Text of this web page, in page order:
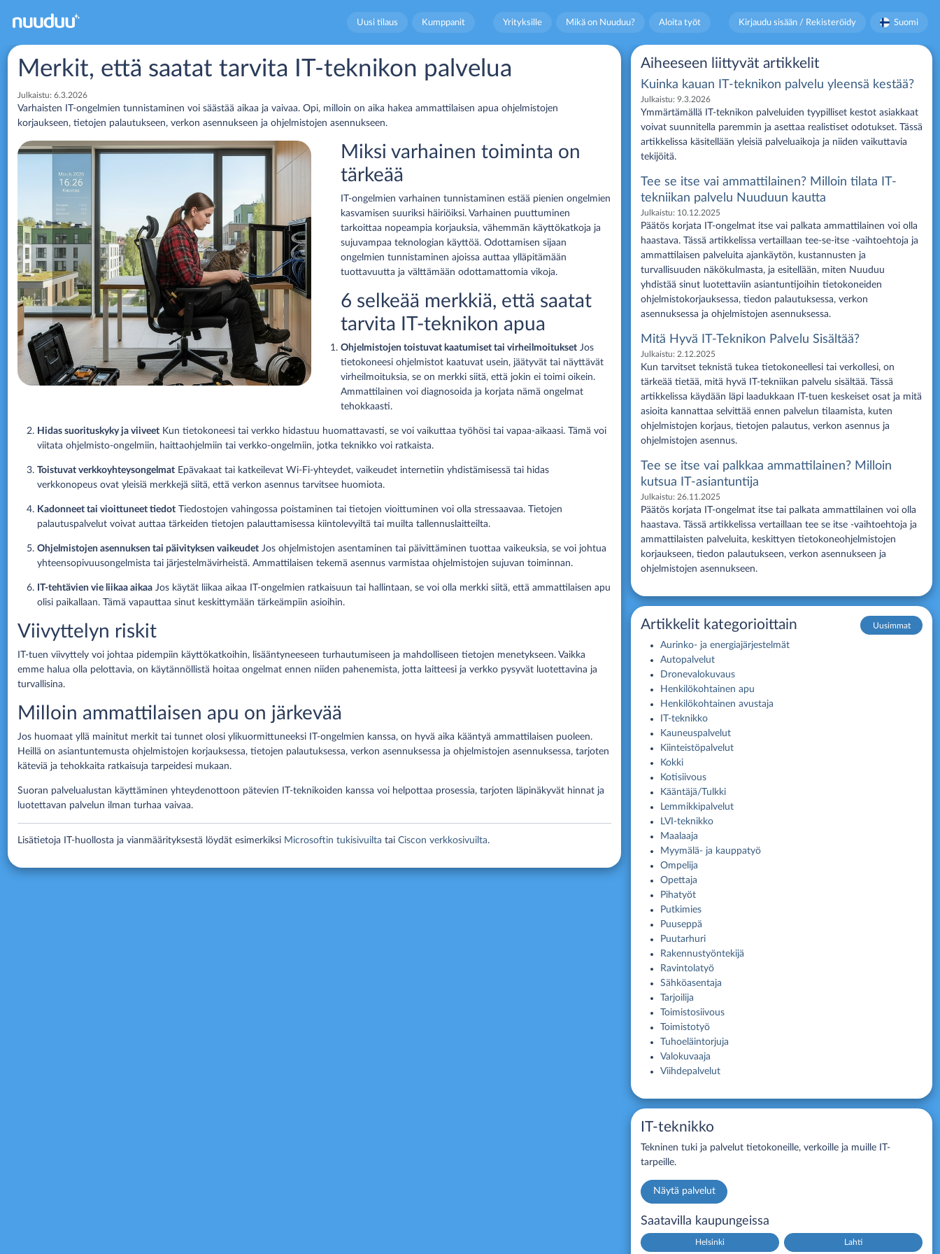
Uusi tilaus Kumppanit Yrityksille Mikä on Nuuduu? Aloita työt Kirjaudu sisään / Rekisteröidy Suomi
Merkit, että saatat tarvita IT-teknikon palvelua
Julkaistu: 6.3.2026
Varhaisten IT-ongelmien tunnistaminen voi säästää aikaa ja vaivaa. Opi, milloin on aika hakea ammattilaisen apua ohjelmistojen
korjaukseen, tietojen palautukseen, verkon asennukseen ja ohjelmistojen asennukseen.
Miksi varhainen toiminta on
tärkeää
IT-ongelmien varhainen tunnistaminen estää pienien ongelmien
kasvamisen suuriksi häiriöiksi. Varhainen puuttuminen
tarkoittaa nopeampia korjauksia, vähemmän käyttökatkoja ja
sujuvampaa teknologian käyttöä. Odottamisen sijaan
ongelmien tunnistaminen ajoissa auttaa ylläpitämään
tuottavuutta ja välttämään odottamattomia vikoja.
6 selkeää merkkiä, että saatat
tarvita IT-teknikon apua
Ohjelmistojen toistuvat kaatumiset tai virheilmoituksetJos
tietokoneesi ohjelmistot kaatuvat usein, jäätyvät tai näyttävät
virheilmoituksia, se on merkki siitä, että jokin ei toimi oikein.
Ammattilainen voi diagnosoida ja korjata nämä ongelmat
tehokkaasti.
Hidas suorituskyky ja viiveetKun tietokoneesi tai verkko hidastuu huomattavasti, se voi vaikuttaa työhösi tai vapaa-aikaasi. Tämä voi
viitata ohjelmisto-ongelmiin, haittaohjelmiin tai verkko-ongelmiin, jotka teknikko voi ratkaista.
Toistuvat verkkoyhteysongelmatEpävakaat tai katkeilevat Wi-Fi-yhteydet, vaikeudet internetiin yhdistämisessä tai hidas
verkkonopeus ovat yleisiä merkkejä siitä, että verkon asennus tarvitsee huomiota.
Kadonneet tai vioittuneet tiedotTiedostojen vahingossa poistaminen tai tietojen vioittuminen voi olla stressaavaa. Tietojen
palautuspalvelut voivat auttaa tärkeiden tietojen palauttamisessa kiintolevyiltä tai muilta tallennuslaitteilta.
Ohjelmistojen asennuksen tai päivityksen vaikeudetJos ohjelmistojen asentaminen tai päivittäminen tuottaa vaikeuksia, se voi johtua
yhteensopivuusongelmista tai järjestelmävirheistä. Ammattilaisen tekemä asennus varmistaa ohjelmistojen sujuvan toiminnan.
IT-tehtävien vie liikaa aikaaJos käytät liikaa aikaa IT-ongelmien ratkaisuun tai hallintaan, se voi olla merkki siitä, että ammattilaisen apu
olisi paikallaan. Tämä vapauttaa sinut keskittymään tärkeämpiin asioihin.
Viivyttelyn riskit
IT-tuen viivyttely voi johtaa pidempiin käyttökatkoihin, lisääntyneeseen turhautumiseen ja mahdolliseen tietojen menetykseen. Vaikka
emme halua olla pelottavia, on käytännöllistä hoitaa ongelmat ennen niiden pahenemista, jotta laitteesi ja verkko pysyvät luotettavina ja
turvallisina.
Milloin ammattilaisen apu on järkevää
Jos huomaat yllä mainitut merkit tai tunnet olosi ylikuormittuneeksi IT-ongelmien kanssa, on hyvä aika kääntyä ammattilaisen puoleen.
Heillä on asiantuntemusta ohjelmistojen korjauksessa, tietojen palautuksessa, verkon asennuksessa ja ohjelmistojen asennuksessa, tarjoten
käteviä ja tehokkaita ratkaisuja tarpeidesi mukaan.
Suoran palvelualustan käyttäminen yhteydenottoon pätevien IT-teknikoiden kanssa voi helpottaa prosessia, tarjoten läpinäkyvät hinnat ja
luotettavan palvelun ilman turhaa vaivaa.
Lisätietoja IT-huollosta ja vianmäärityksestä löydät esimerkiksi Microsoftin tukisivuilta tai Ciscon verkkosivuilta.
Aiheeseen liittyvät artikkelit
Kuinka kauan IT-teknikon palvelu yleensä kestää?
Julkaistu: 9.3.2026
Ymmärtämällä IT-teknikon palveluiden tyypilliset kestot asiakkaat
voivat suunnitella paremmin ja asettaa realistiset odotukset. Tässä
artikkelissa käsitellään yleisiä palveluaikoja ja niiden vaikuttavia
tekijöitä.
Tee se itse vai ammattilainen? Milloin tilata IT-
tekniikan palvelu Nuuduun kautta
Julkaistu: 10.12.2025
Päätös korjata IT-ongelmat itse vai palkata ammattilainen voi olla
haastava. Tässä artikkelissa vertaillaan tee-se-itse -vaihtoehtoja ja
ammattilaisen palveluita ajankäytön, kustannusten ja
turvallisuuden näkökulmasta, ja esitellään, miten Nuuduu
yhdistää sinut luotettaviin asiantuntijoihin tietokoneiden
ohjelmistokorjauksessa, tiedon palautuksessa, verkon
asennuksessa ja ohjelmistojen asennuksessa.
Mitä Hyvä IT-Teknikon Palvelu Sisältää?
Julkaistu: 2.12.2025
Kun tarvitset teknistä tukea tietokoneellesi tai verkollesi, on
tärkeää tietää, mitä hyvä IT-tekniikan palvelu sisältää. Tässä
artikkelissa käydään läpi laadukkaan IT-tuen keskeiset osat ja mitä
asioita kannattaa selvittää ennen palvelun tilaamista, kuten
ohjelmistojen korjaus, tietojen palautus, verkon asennus ja
ohjelmistojen asennus.
Tee se itse vai palkkaa ammattilainen? Milloin
kutsua IT-asiantuntija
Julkaistu: 26.11.2025
Päätös korjata IT-ongelmat itse tai palkata ammattilainen voi olla
haastava. Tässä artikkelissa vertaillaan tee se itse -vaihtoehtoja ja
ammattilaisten palveluita, keskittyen tietokoneohjelmistojen
korjaukseen, tiedon palautukseen, verkon asennukseen ja
ohjelmistojen asennukseen.
Uusimmat
Artikkelit kategorioittain
Aurinko- ja energiajärjestelmät
Autopalvelut
Dronevalokuvaus
Henkilökohtainen apu
Henkilökohtainen avustaja
IT-teknikko
Kauneuspalvelut
Kiinteistöpalvelut
Kokki
Kotisiivous
Kääntäjä/Tulkki
Lemmikkipalvelut
LVI-teknikko
Maalaaja
Myymälä- ja kauppatyö
Ompelija
Opettaja
Pihatyöt
Putkimies
Puuseppä
Puutarhuri
Rakennustyöntekijä
Ravintolatyö
Sähköasentaja
Tarjoilija
Toimistosiivous
Toimistotyö
Tuhoeläintorjuja
Valokuvaaja
Viihdepalvelut
IT-teknikko
Tekninen tuki ja palvelut tietokoneille, verkoille ja muille IT-
tarpeille.
Näytä palvelut
Saatavilla kaupungeissa
Helsinki Lahti